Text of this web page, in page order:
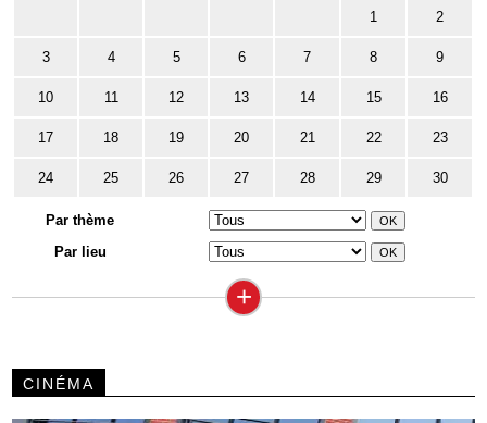
1 2
3 4 5 6 7 8 9
10 11 12 13 14 15 16
17 18 19 20 21 22 23
24 25 26 27 28 29 30
Par thème
Par lieu
+
CINÉMA